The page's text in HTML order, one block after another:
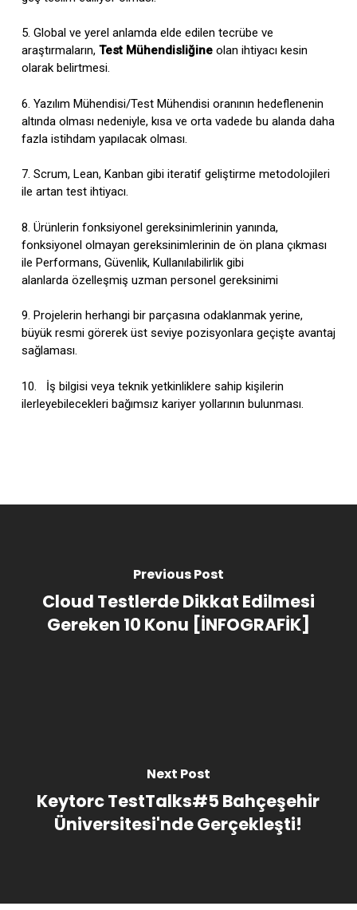
5. Global ve yerel anlamda elde edilen tecrübe ve
araştırmaların, Test Mühendisliğineolan ihtiyacı kesin
olarak belirtmesi.
6. Yazılım Mühendisi/Test Mühendisi oranının hedeflenenin
altında olması nedeniyle, kısa ve orta vadede bu alanda daha
fazla istihdam yapılacak olması.
7. Scrum, Lean, Kanban gibi iteratif geliştirme metodolojileri
ile artan test ihtiyacı.
8. Ürünlerin fonksiyonel gereksinimlerinin yanında,
fonksiyonel olmayan gereksinimlerinin de ön plana çıkması
ile Performans, Güvenlik, Kullanılabilirlik gibi
alanlarda özelleşmiş uzman personel gereksinimi
9. Projelerin herhangi bir parçasına odaklanmak yerine,
büyük resmi görerek üst seviye pozisyonlara geçişte avantaj
sağlaması.
10. İş bilgisi veya teknik yetkinliklere sahip kişilerin
ilerleyebilecekleri bağımsız kariyer yollarının bulunması.
Previous Post
Cloud Testlerde Dikkat Edilmesi
Gereken 10 Konu [İNFOGRAFİK]
Next Post
Keytorc TestTalks#5 Bahçeşehir
Üniversitesi'nde Gerçekleşti!